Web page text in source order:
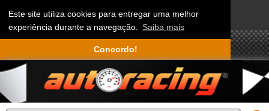
Este site utiliza cookies para entregar uma melhor
experiência durante a navegação. Saiba mais
Concordo!